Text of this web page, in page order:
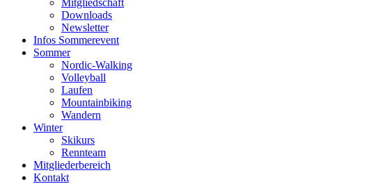
Mitgliedschaft
Downloads
Newsletter
Infos Sommerevent
Sommer
Nordic-Walking
Volleyball
Laufen
Mountainbiking
Wandern
Winter
Skikurs
Rennteam
Mitgliederbereich
Kontakt